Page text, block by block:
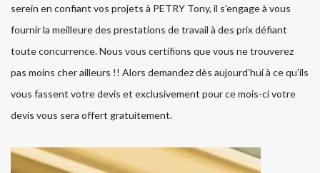
serein en confiant vos projets à PETRY Tony, il s’engage à vous
fournir la meilleure des prestations de travail à des prix défiant
toute concurrence. Nous vous certifions que vous ne trouverez
pas moins cher ailleurs !! Alors demandez dès aujourd’hui à ce qu’ils
vous fassent votre devis et exclusivement pour ce mois-ci votre
devis vous sera offert gratuitement.